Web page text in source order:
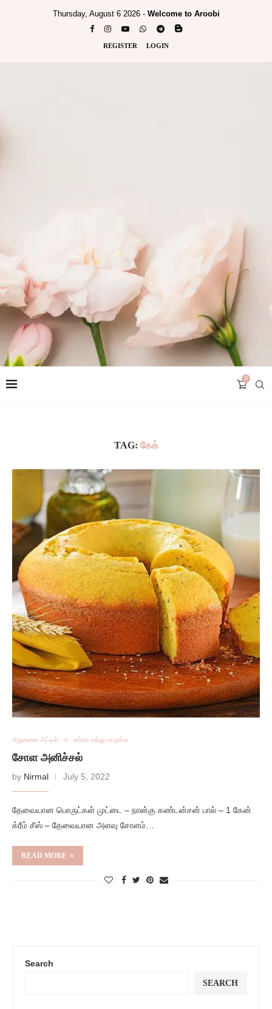
Thursday, August 6 2026 - Welcome to Aroobi
REGISTER LOGIN
0
TAG: கேக்
அறுசுவை அட்டில் சும்மா வந்து பாருங்க
சோள அனிச்சல்
by Nirmal July 5, 2022
தேவையான பொருட்கள் முட்டை – நான்கு கண்டன்சன் பால் – 1 கேன்
க்ரீம் சீஸ் – தேவையான அளவு சோளம்…
READ MORE
Search
SEARCH